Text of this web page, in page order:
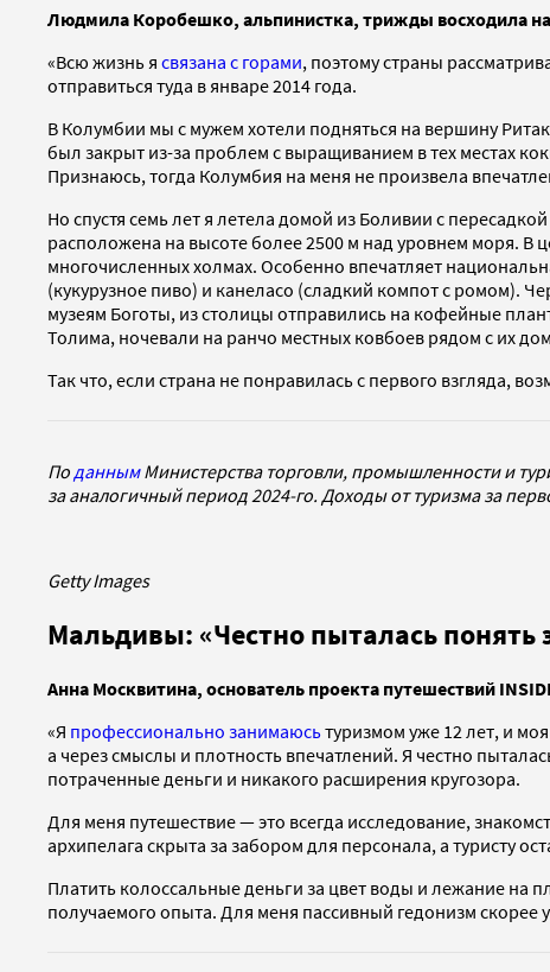
Людмила Коробешко, альпинистка, трижды восходила
«Всю жизнь я связана с горами, поэтому страны
отправиться туда в январе 2014 года.
В Колумбии мы с мужем хотели подняться на вершину
был закрыт из-за проблем с выращиванием в тех местах
Признаюсь, тогда Колумбия на меня не произвела
Но спустя семь лет я летела домой из Боливии с
расположена на высоте более 2500 м над уровнем моря. В
многочисленных холмах. Особенно впечатляет
(кукурузное пиво) и канеласо (сладкий компот с ромом).
музеям Боготы, из столицы отправились на кофейные
Толима, ночевали на ранчо местных ковбоев рядом с их
Так что, если страна не понравилась с первого взгляда,
ПоданнымМинистерства торговли, промышленности и
за аналогичный период 2024-го. Доходы от туризма за
Getty Images
Мальдивы: «Честно пыталась понять
Анна Москвитина, основатель проекта путешествий
«Я профессионально занимаюсьтуризмом уже 12 лет, и
а через смыслы и плотность впечатлений. Я честно
потраченные деньги и никакого расширения кругозора.
Для меня путешествие — это всегда исследование,
архипелага скрыта за забором для персонала, а туристу
Платить колоссальные деньги за цвет воды и лежание на
получаемого опыта. Для меня пассивный гедонизм